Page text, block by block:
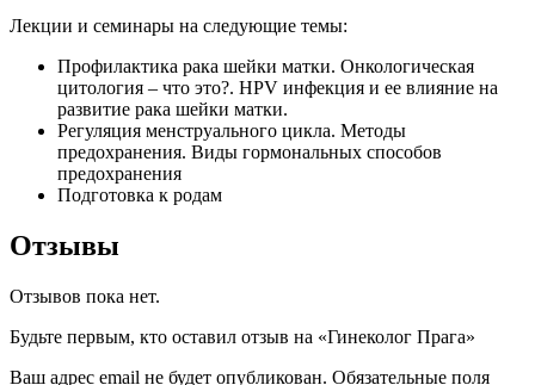
Лекции и семинары на следующие темы:
Профилактика рака шейки матки. Онкологическая
цитология – что это?. HPV инфекция и ее влияние на
развитие рака шейки матки.
Регуляция менструального цикла. Методы
предохранения. Виды гормональных способов
предохранения
Подготовка к родам
Отзывы
Отзывов пока нет.
Будьте первым, кто оставил отзыв на «Гинеколог Прага»
Ваш адрес email не будет опубликован. Обязательные поля